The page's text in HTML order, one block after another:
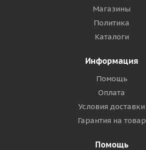
Магазины
Политика
Каталоги
Информация
Помощь
Оплата
Условия доставки
Гарантия на товар
Помощь